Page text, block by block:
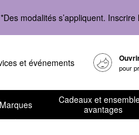
modalités s’appliquent. Inscrire
et événements pour
Marques
Cadeaux et
avantages